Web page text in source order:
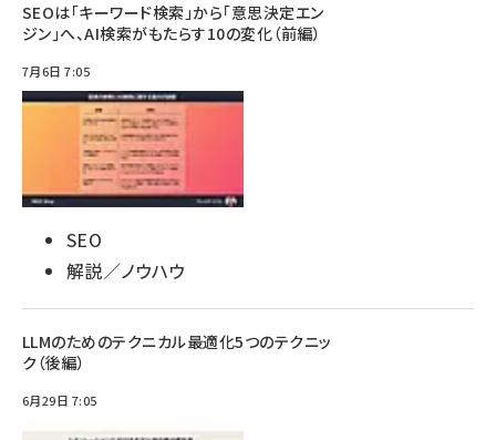
SEOは「キーワード検索」から「意思決定エン
ジン」へ、AI検索がもたらす10の変化（前編）
7月6日 7:05
SEO
解説／ノウハウ
LLMのためのテクニカル最適化5つのテクニッ
ク（後編）
6月29日 7:05